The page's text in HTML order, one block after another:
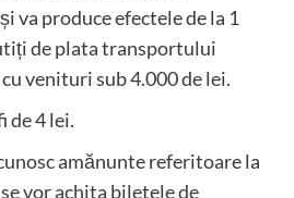
va produce efectele de la 1
de plata transportului
venituri sub 4.000 de lei.
de 4 lei.
amănunte referitoare la
vor achita biletele de